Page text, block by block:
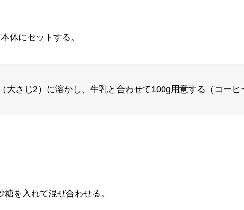
体にセットする。
大さじ2）に溶かし、牛乳と合わせて100g用意する（コーヒ
を入れて混ぜ合わせる。